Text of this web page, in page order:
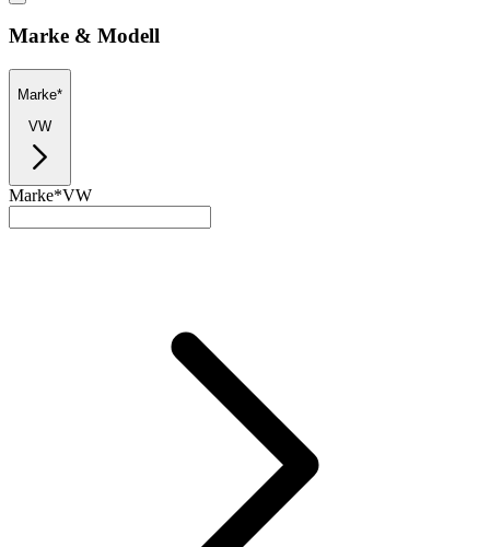
Marke & Modell
Marke*
VW
Marke*VW